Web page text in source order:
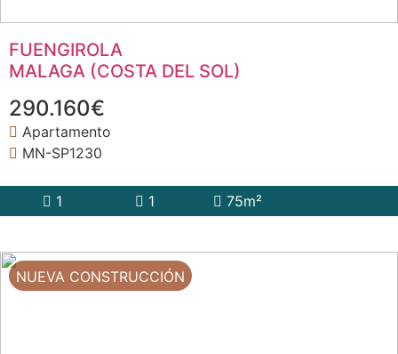
FUENGIROLA
MALAGA (COSTA DEL SOL)
290.160€
Apartamento
MN-SP1230
1 1 75m²
NUEVA CONSTRUCCIÓN